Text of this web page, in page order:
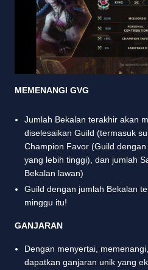
MEMENANGI GVG
Jumlah Bekalan terakhir akan
diselesaikan Guild (termasuk
Champion Favor (Guild
yang lebih tinggi), dan jumlah
Bekalan lawan)
Guild dengan jumlah Bekalan
minggu itu!
GANJARAN
Dengan menyertai,
dapatkan ganjaran unik yang